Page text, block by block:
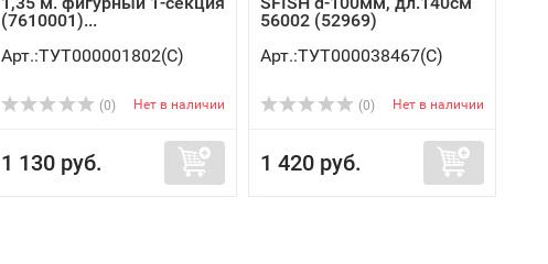
(7610001)...
Арт.:ТУТ000001802(C)
(0) Нет в наличии
1 130 руб.
56002 (52969)
Арт.:ТУТ000038467(C)
(0) Нет в наличии
1 420 руб.